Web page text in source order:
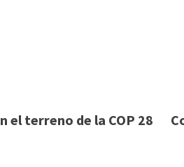
el terreno de la COP 28